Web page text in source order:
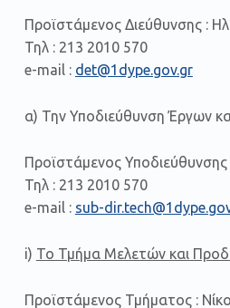
Προϊστάμενος Διεύθυνσης :
Τηλ : 213 2010 570
e-mail : det@1dype.gov.gr
α) Την Υποδιεύθυνση Έργων
Προϊστάμενος Υποδιεύθυνσης
Τηλ : 213 2010 570
e-mail : sub-
i) Το Τμήμα Μελετών και
Προϊστάμενος Τμήματος :